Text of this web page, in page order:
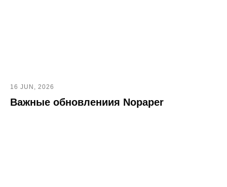
16 JUN, 2026
Важные обновлениия Nopaper